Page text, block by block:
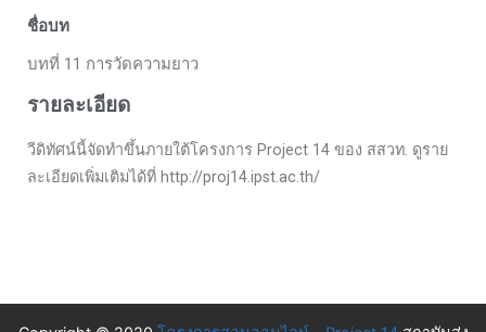
ชื่อบท
บทที่ 11 การวัดความยาว
รายละเอียด
วีดิทัศน์นี้จัดทำขึ้นภายใต้โครงการ Project 14 ของ สสวท. ดูราย
ละเอียดเพิ่มเติมได้ที่ http://proj14.ipst.ac.th/